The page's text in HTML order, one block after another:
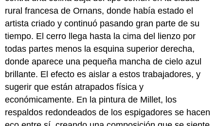
rural francesa de Ornans, donde había estado el
artista criado y continuó pasando gran parte de su
tiempo. El cerro llega hasta la cima del lienzo por
todas partes menos la esquina superior derecha,
donde aparece una pequeña mancha de cielo azul
brillante. El efecto es aislar a estos trabajadores, y
sugerir que están atrapados física y
económicamente. En la pintura de Millet, los
respaldos redondeados de los espigadores se hacen